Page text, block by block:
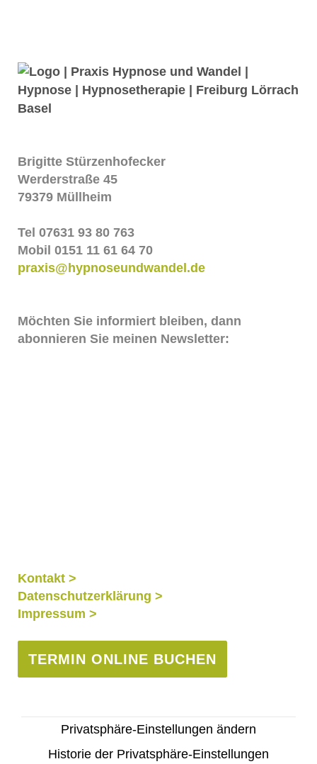
Brigitte Stürzenhofecker
Werderstraße 45
79379 Müllheim
Tel 07631 93 80 763
Mobil 0151 11 61 64 70
praxis@hypnoseundwandel.de
Möchten Sie informiert bleiben, dann
abonnieren Sie meinen Newsletter:
Kontakt >
Datenschutzerklärung >
Impressum >
TERMIN ONLINE BUCHEN
Privatsphäre-Einstellungen ändern
Historie der Privatsphäre-Einstellungen